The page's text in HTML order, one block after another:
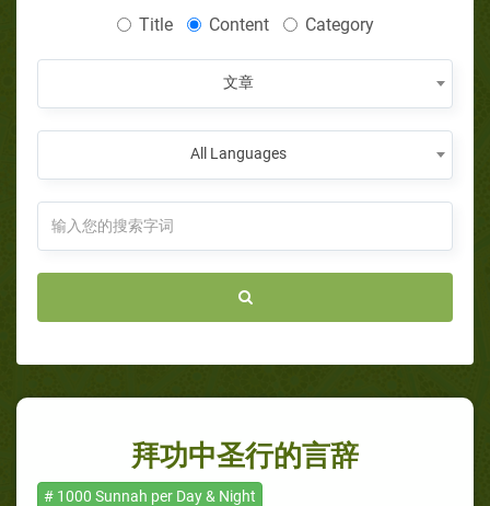
Title Content Category
文章
All Languages
拜功中圣行的言辞
# 1000 Sunnah per Day & Night